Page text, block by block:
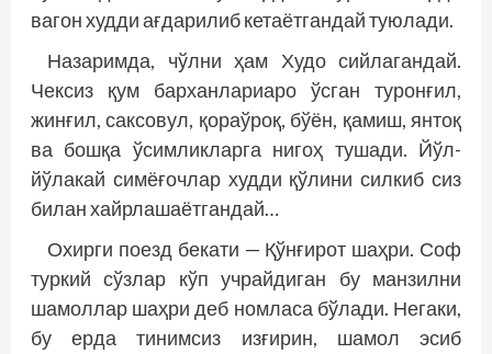
вагон худди ағдарилиб кетаётгандай туюлади.
Назаримда, чўлни ҳам Худо сийлагандай.
Чексиз қум барханлариаро ўсган туронғил,
жинғил, саксовул, қораўроқ, бўён, қамиш, янтоқ
ва бошқа ўсимликларга нигоҳ тушади. Йўл-
йўлакай симёғочлар худди қўлини силкиб сиз
билан хайрлашаётгандай…
Охирги поезд бекати — Қўнғирот шаҳри. Соф
туркий сўзлар кўп учрайдиган бу манзилни
шамоллар шаҳри деб номласа бўлади. Негаки,
бу ерда тинимсиз изғирин, шамол эсиб